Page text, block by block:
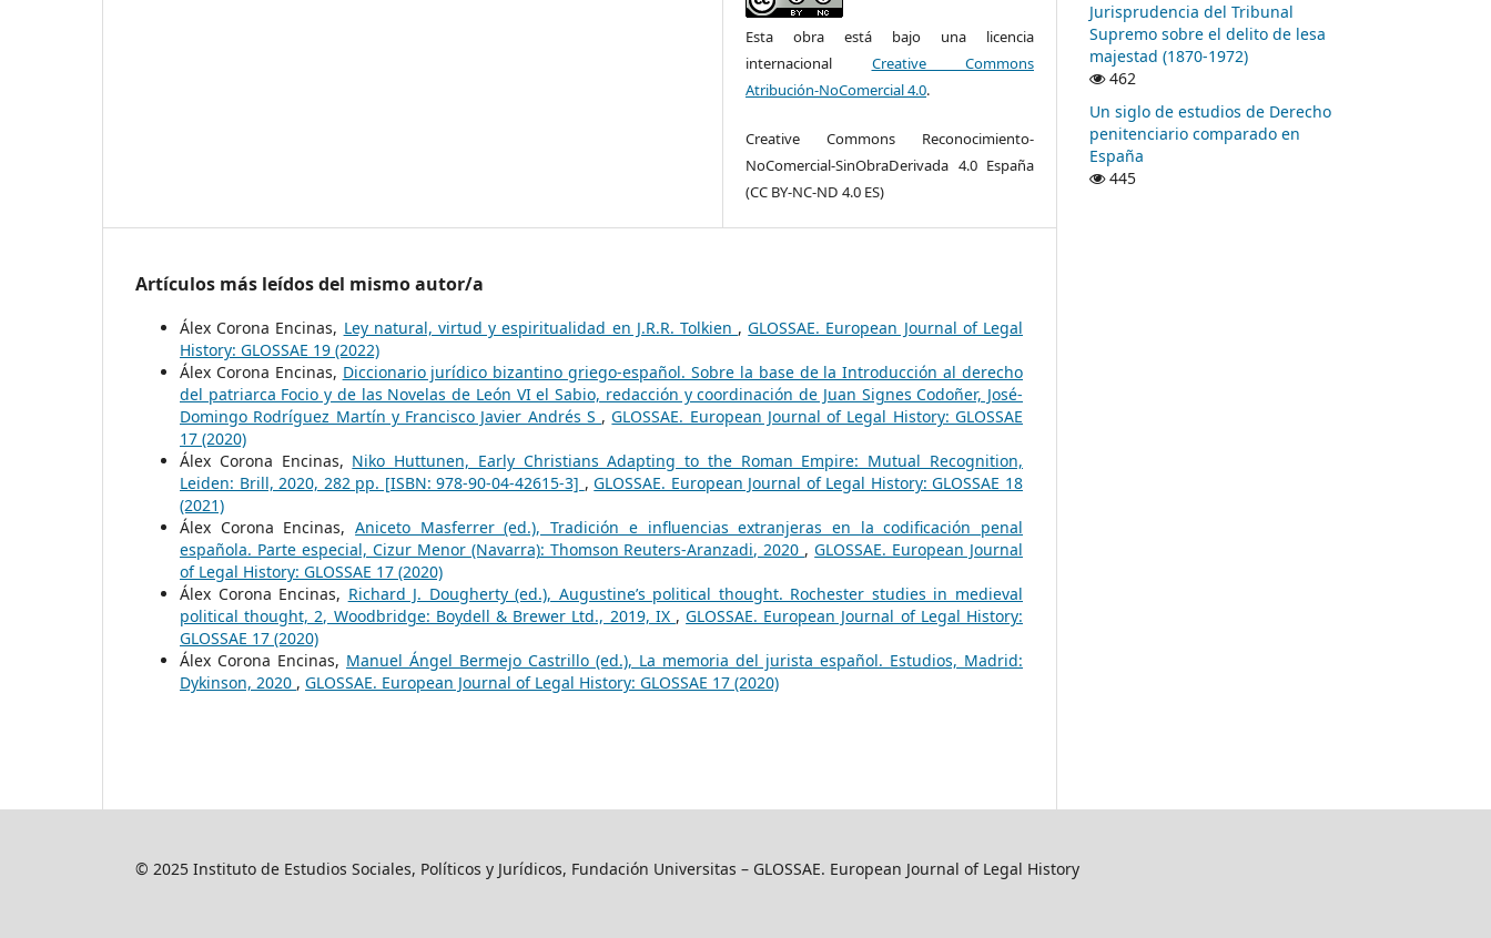
Esta obra está bajo una licencia
internacional Creative Commons
Atribución-NoComercial 4.0.
Creative Commons Reconocimiento-
NoComercial-SinObraDerivada 4.0 España
(CC BY-NC-ND 4.0 ES)
Artículos más leídos del mismo autor/a
Álex Corona Encinas, Ley natural, virtud y espiritualidad en J.R.R. Tolkien ,GLOSSAE. European Journal of Legal
History: GLOSSAE 19 (2022)
Álex Corona Encinas, Diccionario jurídico bizantino griego-español. Sobre la base de la Introducción al derecho
del patriarca Focio y de las Novelas de León VI el Sabio, redacción y coordinación de Juan Signes Codoñer, José-
Domingo Rodríguez Martín y Francisco Javier Andrés S ,GLOSSAE. European Journal of Legal History: GLOSSAE
17 (2020)
Álex Corona Encinas, Niko Huttunen, Early Christians Adapting to the Roman Empire: Mutual Recognition,
Leiden: Brill, 2020, 282 pp. [ISBN: 978-90-04-42615-3] ,GLOSSAE. European Journal of Legal History: GLOSSAE 18
(2021)
Álex Corona Encinas,Aniceto Masferrer (ed.), Tradición e influencias extranjeras en la codificación penal
española. Parte especial, Cizur Menor (Navarra): Thomson Reuters-Aranzadi, 2020 ,GLOSSAE. European Journal
of Legal History: GLOSSAE 17 (2020)
Álex Corona Encinas, Richard J. Dougherty (ed.), Augustine’s political thought. Rochester studies in medieval
political thought, 2, Woodbridge: Boydell & Brewer Ltd., 2019, IX ,GLOSSAE. European Journal of Legal History:
GLOSSAE 17 (2020)
Álex Corona Encinas, Manuel Ángel Bermejo Castrillo (ed.), La memoria del jurista español. Estudios, Madrid:
Dykinson, 2020 , GLOSSAE. European Journal of Legal History: GLOSSAE 17 (2020)
Jurisprudencia del Tribunal
Supremo sobre el delito de lesa
majestad (1870-1972)
462
Un siglo de estudios de Derecho
penitenciario comparado en
España
445
© 2025 Instituto de Estudios Sociales, Políticos y Jurídicos, Fundación Universitas – GLOSSAE. European Journal of Legal History